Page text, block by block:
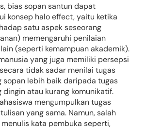
bias sopan santun dapat
konsep halo effect, yaitu ketika
satu aspek seseorang
memengaruhi penilaian
(seperti kemampuan akademik).
yang juga memiliki persepsi
tidak sadar menilai tugas
sopan lebih baik daripada tugas
dingin atau kurang komunikatif.
mengumpulkan tugas
yang sama. Namun, salah
kata pembuka seperti,